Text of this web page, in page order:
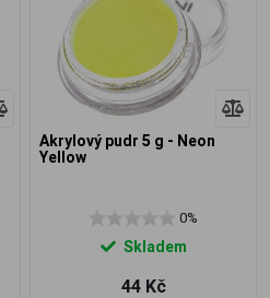
Akrylový pudr 5 g - Neon
Yellow
0%
Skladem
44 Kč